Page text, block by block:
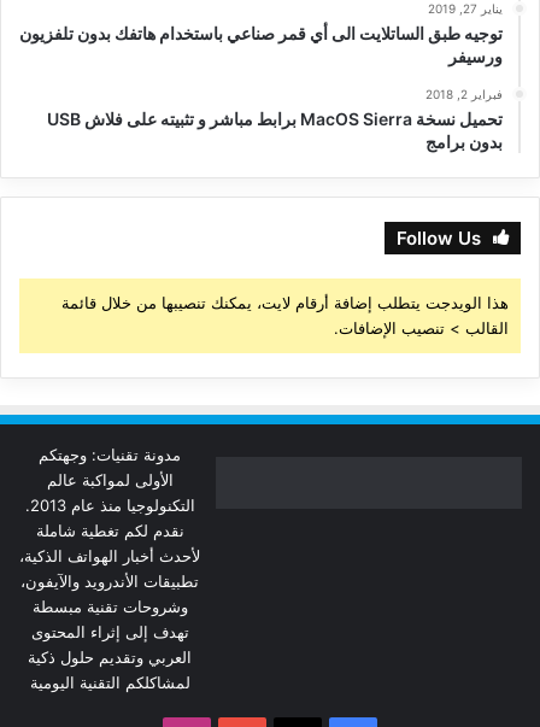
يناير 27, 2019
توجيه طبق الساتلايت الى أي قمر صناعي باستخدام هاتفك بدون تلفزيون
ورسيفر
فبراير 2, 2018
تحميل نسخة MacOS Sierra برابط مباشر و تثبيته على فلاش USB
بدون برامج
Follow Us
هذا الويدجت يتطلب إضافة أرقام لايت، يمكنك تنصيبها من خلال قائمة
القالب > تنصيب الإضافات.
مدونة تقنيات: وجهتكم
الأولى لمواكبة عالم
التكنولوجيا منذ عام 2013.
نقدم لكم تغطية شاملة
لأحدث أخبار الهواتف الذكية،
تطبيقات الأندرويد والآيفون،
وشروحات تقنية مبسطة
تهدف إلى إثراء المحتوى
العربي وتقديم حلول ذكية
لمشاكلكم التقنية اليومية